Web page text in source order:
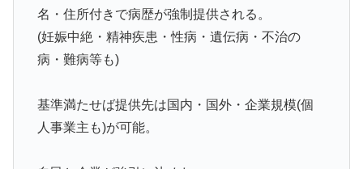
名・住所付きで病歴が強制提供される。
(妊娠中絶・精神疾患・性病・遺伝病・不治の
病・難病等も)
基準満たせば提供先は国内・国外・企業規模(個
人事業主も)が可能。